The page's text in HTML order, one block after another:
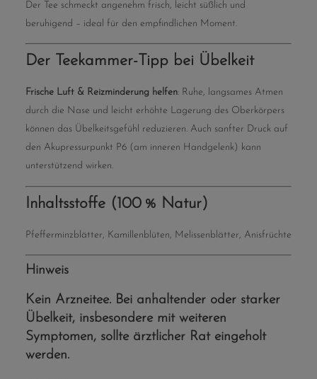
Der Tee schmeckt angenehm frisch, leicht süßlich und
beruhigend – ideal für den empfindlichen Moment.
Der Teekammer-Tipp bei Übelkeit
Frische Luft & Reizminderung helfen: Ruhe, langsames Atmen
durch die Nase und leicht erhöhte Lagerung des Oberkörpers
können das Übelkeitsgefühl reduzieren. Auch sanfter Druck auf
den Akupressurpunkt P6 (am inneren Handgelenk) kann
unterstützend wirken.
Inhaltsstoffe (100 % Natur)
Pfefferminzblätter, Kamillenblüten, Melissenblätter, Anisfrüchte
Hinweis
Kein Arzneitee. Bei anhaltender oder starker
Übelkeit, insbesondere mit weiteren
Symptomen, sollte ärztlicher Rat eingeholt
werden.